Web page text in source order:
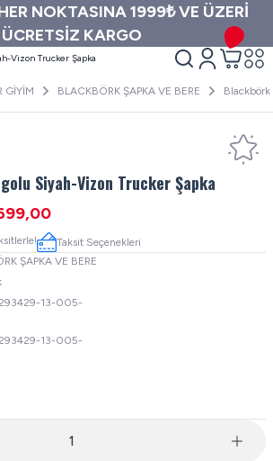
NOKTASINA 1999₺ VE ÜZERİ
ÜCRETSİZ KARGO
GİYİM BLACKBÖRK ŞAPKA VE BERE
Siyah-Vizon Trucker Şapka
Taksit Seçenekleri
ŞAPKA VE BERE
13-005-
13-005-